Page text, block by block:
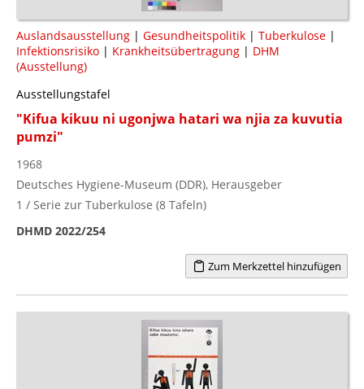
Auslandsausstellung | Gesundheitspolitik | Tuberkulose |
Infektionsrisiko | Krankheitsübertragung | DHM
(Ausstellung)
Ausstellungstafel
"Kifua kikuu ni ugonjwa hatari wa njia za kuvutia
pumzi"
1968
Deutsches Hygiene-Museum (DDR), Herausgeber
1 / Serie zur Tuberkulose (8 Tafeln)
DHMD 2022/254
Zum Merkzettel hinzufügen